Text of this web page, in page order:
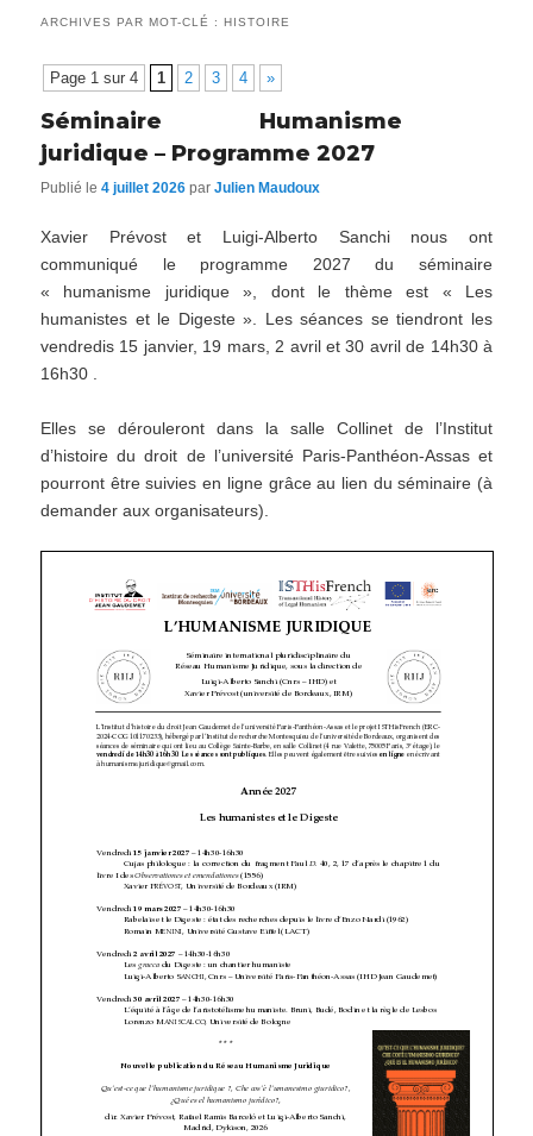
ARCHIVES PAR MOT-CLÉ : HISTOIRE
Page 1 sur 4 1 2 3 4 »
Séminaire Humanisme
juridique – Programme 2027
Publié le4 juillet 2026 parJulien Maudoux
Xavier Prévost et Luigi-Alberto Sanchi nous ont
communiqué le programme 2027 du séminaire
« humanisme juridique », dont le thème est « Les
humanistes et le Digeste ». Les séances se tiendront les
vendredis 15 janvier, 19 mars, 2 avril et 30 avril de 14h30 à
16h30 .
Elles se dérouleront dans la salle Collinet de l’Institut
d’histoire du droit de l’université Paris-Panthéon-Assas et
pourront être suivies en ligne grâce au lien du séminaire (à
demander aux organisateurs).